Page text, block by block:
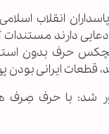
انقلاب
دارند مستندات
حرف بدون
قطعات ایرانی بودن
شد: با حرف صِرف